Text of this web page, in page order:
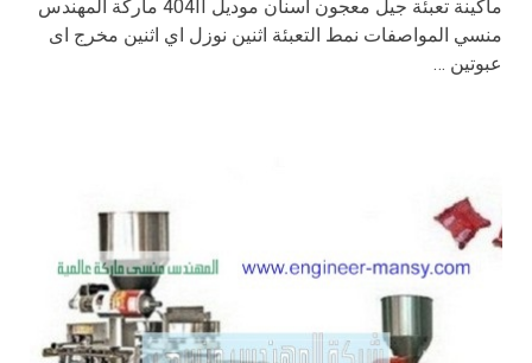
ماكينة تعبئة جيل معجون اسنان موديل 404II ماركة المهندس
منسي المواصفات نمط التعبئة اثنين نوزل اي اثنين مخرج اى
عبوتين …